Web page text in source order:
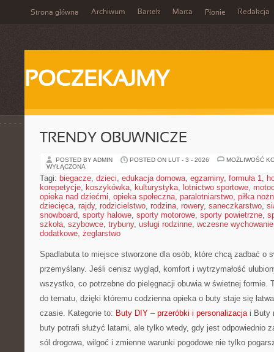
Strona główna Archiwum Bartek Marta Płonie Redakcja
POCZEKAJMY
TRENDY OBUWNICZE
POSTED BY ADMIN POSTED ON LUT - 3 - 2026
MOŻLIWOŚĆ
WYŁĄCZONA
Tagi: biegacze, dzieci, edukacja domowa, egzaminy, formuła 1,
korepetycje, koszykówka, kulturystyka, lotnictwo sportowe,
opieka nad dziećmi, opieka społeczna, paralotniarstwo, piłka
dziecięca, rajdy, rodzicielstwo, rodzina, rowery, saneczkarstwo,
snowboard, sporty halowe, sporty motorowe, sporty powietrzne,
szkoła, szybowce, trybuny, usługi rodzinne, wczesne wychowanie
dodatkowe, żeglarstwo
Spadlabuta to miejsce stworzone dla osób, które chcą zadbać o
przemyślany. Jeśli cenisz wygląd, komfort i wytrzymałość
wszystko, co potrzebne do pielęgnacji obuwia w świetnej formie.
do tematu, dzięki któremu codzienna opieka o buty staje się
czasie. Kategorie to: Buty DIY – przeróbki i personalizacjai Buty
buty potrafi służyć latami, ale tylko wtedy, gdy jest odpowiednio
sól drogowa, wilgoć i zmienne warunki pogodowe nie tylko